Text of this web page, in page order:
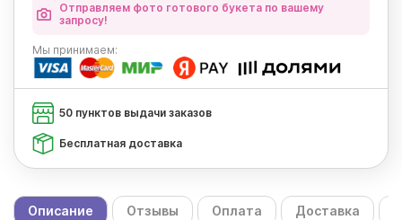
Отправляем фото готового букета по вашему
запросу!
Мы принимаем:
50 пунктов выдачи заказов
Бесплатная доставка
Описание Отзывы Оплата Доставка